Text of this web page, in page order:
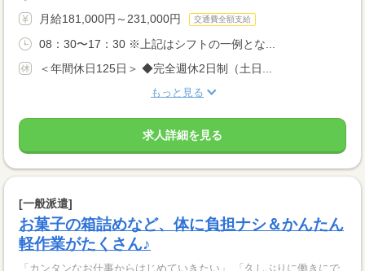
月給181,000円～231,000円 交通費全額支給
08：30〜17：30 ※上記はシフトの一例とな...
＜年間休日125日＞ ◆完全週休2日制（土日...
もっと見る
求人詳細を見る
[一般派遣]
お菓子の箱詰めなど、体に負担ナシ＆かんたん
軽作業がたくさん♪
「カンタンなお仕事からはじめていきたい」 「久しぶりに働きにで